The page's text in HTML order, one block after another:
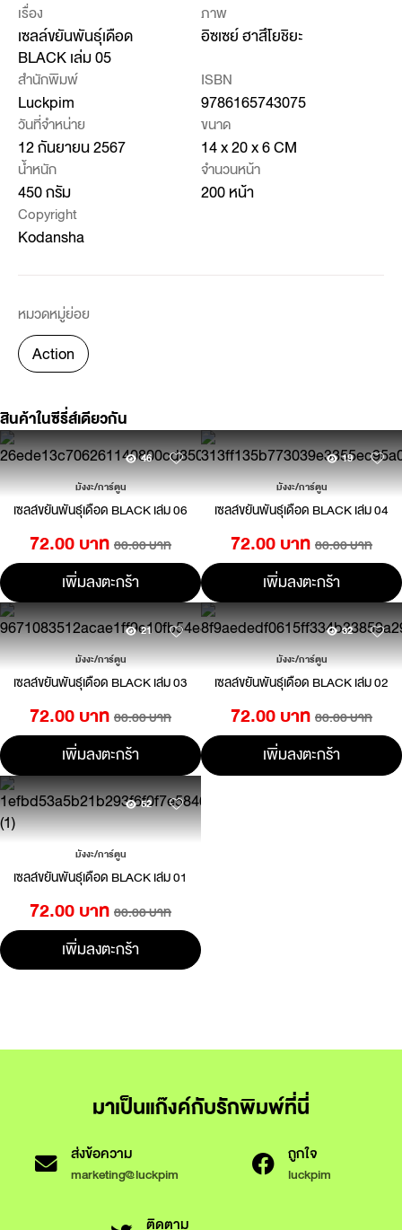
เรื่อง
เซลล์ขยันพันธุ์เดือด
BLACK เล่ม 05
ภาพ
อิซเซย์ ฮาสึโยชิยะ
สำนักพิมพ์
Luckpim
ISBN
9786165743075
วันที่จำหน่าย
12 กันยายน 2567
ขนาด
14 x 20 x 6 CM
น้ำหนัก
450 กรัม
จำนวนหน้า
200 หน้า
Copyright
Kodansha
หมวดหมู่ย่อย
Action
สินค้าในซีรี่ส์เดียวกัน
46
มังงะ/การ์ตูน
เซลล์ขยันพันธุ์เดือด BLACK เล่ม 06
72.00 บาท 80.00 บาท
เพิ่มลงตะกร้า
19
มังงะ/การ์ตูน
เซลล์ขยันพันธุ์เดือด BLACK เล่ม 04
72.00 บาท 80.00 บาท
เพิ่มลงตะกร้า
21
มังงะ/การ์ตูน
เซลล์ขยันพันธุ์เดือด BLACK เล่ม 03
72.00 บาท 80.00 บาท
เพิ่มลงตะกร้า
32
มังงะ/การ์ตูน
เซลล์ขยันพันธุ์เดือด BLACK เล่ม 02
72.00 บาท 80.00 บาท
เพิ่มลงตะกร้า
52
มังงะ/การ์ตูน
เซลล์ขยันพันธุ์เดือด BLACK เล่ม 01
72.00 บาท 80.00 บาท
เพิ่มลงตะกร้า
มาเป็นแก๊งค์กับรักพิมพ์ที่นี่
ส่งข้อความ
marketing@luckpim
ถูกใจ
luckpim
ติดตาม